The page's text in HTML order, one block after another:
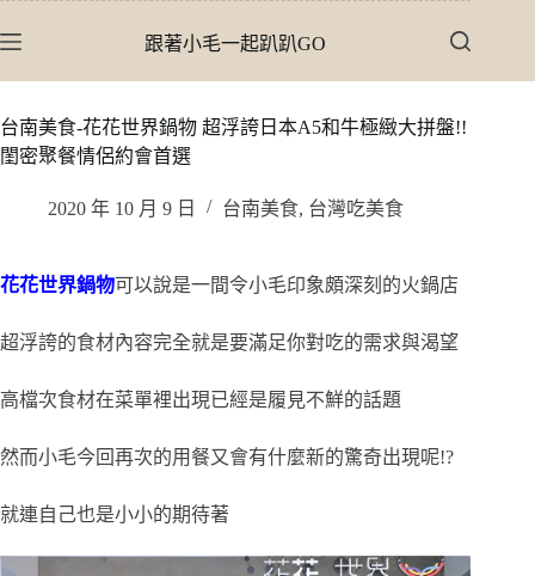
至
內
容
跟著小毛一起趴趴GO
台南美食-花花世界鍋物 超浮誇日本A5和牛極緻大拼盤!!
閨密聚餐情侶約會首選
2020 年 10 月 9 日 台南美食, 台灣吃美食
花花世界鍋物可以說是一間令小毛印象頗深刻的火鍋店
超浮誇的食材內容完全就是要滿足你對吃的需求與渴望
高檔次食材在菜單裡出現已經是履見不鮮的話題
然而小毛今回再次的用餐又會有什麼新的驚奇出現呢!?
就連自己也是小小的期待著